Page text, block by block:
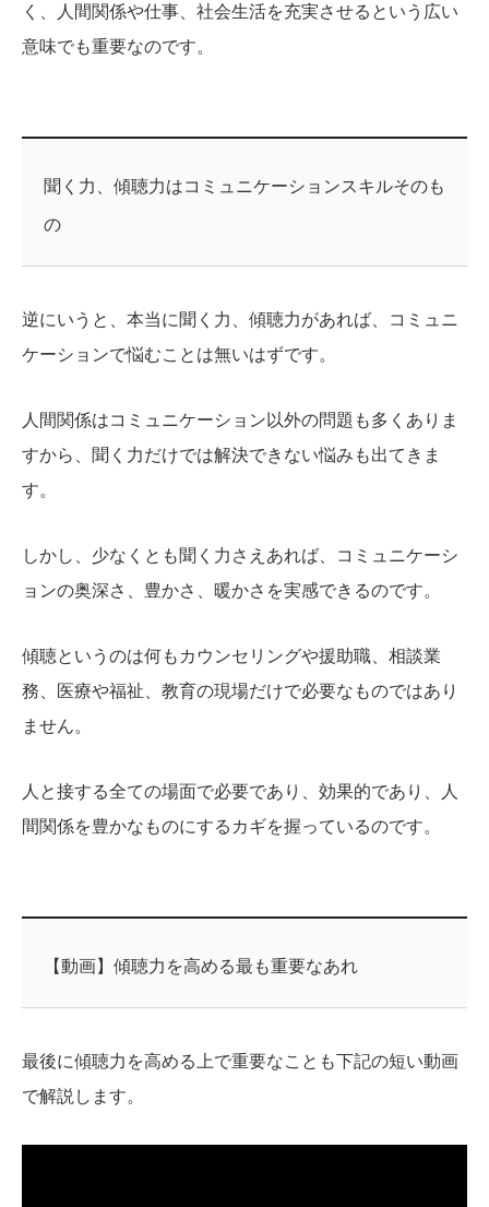
く、人間関係や仕事、社会生活を充実させるという広い
意味でも重要なのです。
聞く力、傾聴力はコミュニケーションスキルそのも
の
逆にいうと、本当に聞く力、傾聴力があれば、コミュニ
ケーションで悩むことは無いはずです。
人間関係はコミュニケーション以外の問題も多くありま
すから、聞く力だけでは解決できない悩みも出てきま
す。
しかし、少なくとも聞く力さえあれば、コミュニケーシ
ョンの奥深さ、豊かさ、暖かさを実感できるのです。
傾聴というのは何もカウンセリングや援助職、相談業
務、医療や福祉、教育の現場だけで必要なものではあり
ません。
人と接する全ての場面で必要であり、効果的であり、人
間関係を豊かなものにするカギを握っているのです。
【動画】傾聴力を高める最も重要なあれ
最後に傾聴力を高める上で重要なことも下記の短い動画
で解説します。